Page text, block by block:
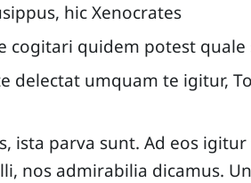
hic Xenocrates
cogitari quidem potest
delectat umquam te igitur,
ista parva sunt. Ad eos
nos admirabilia dicamus.